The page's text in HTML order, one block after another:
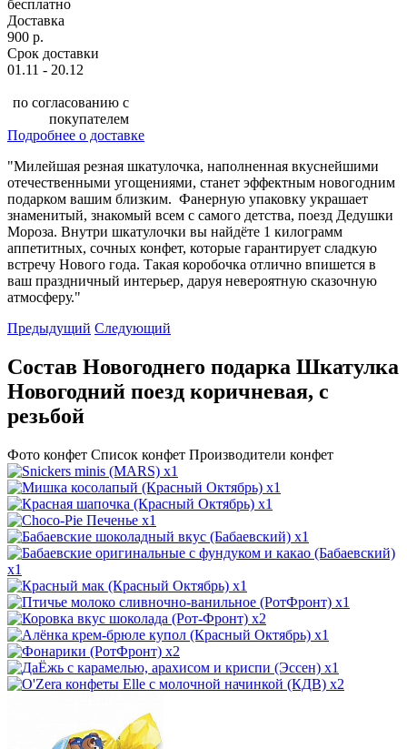
бесплатно
Доставка
900 р.
Срок доставки
01.11 - 20.12
по согласованию с
покупателем
Подробнее о доставке
"Милейшая резная шкатулочка, наполненная вкуснейшими
отечественными угощениями, станет эффектным новогодним
подарком вашим близким. Фанерную упаковку украшает
знаменитый, знакомый всем с самого детства, поезд Дедушки
Мороза. Внутри шкатулочки вы найдёте 1 килограмм
аппетитных, сочных конфет, которые гарантирует сладкую
встречу Нового года. Такая коробочка отлично впишется в
ваш праздничный интерьер, даруя невероятную сказочную
атмосферу."
Предыдущий Следующий
Состав Новогоднего подарка Шкатулка
Новогодний поезд коричневая, с
резьбой
Фото конфет Список конфет Производители конфет
x1
x1
x1
x1
x1
x1
x1
x1
x2
x1
x2
x1
x2